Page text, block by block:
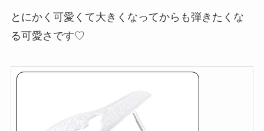
とにかく可愛くて大きくなってからも弾きたくな
る可愛さです♡